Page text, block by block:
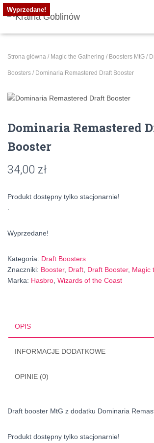
Strona główna / Magic the Gathering / Boosters MtG /
Boosters / Dominaria Remastered Draft Booster
Wyprzedane!
Dominaria Remastered
Booster
34,00 zł
Produkt dostępny tylko stacjonarnie!
Wyprzedane!
Kategoria: Draft Boosters
Znaczniki: Booster, Draft Draft Booster, Magic
Marka: Hasbro Wizards of the Coast
OPIS
INFORMACJE DODATKOWE
OPINIE (0)
Draft booster MtG z dodatku Dominaria
Produkt dostępny tylko stacjonarnie!